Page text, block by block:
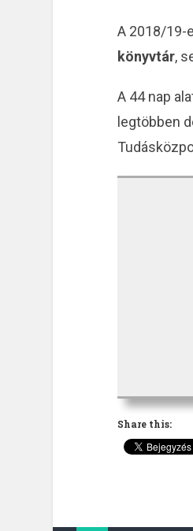
A 2018/19-
könyvtár,
A 44 nap
legtöbben
Share this: